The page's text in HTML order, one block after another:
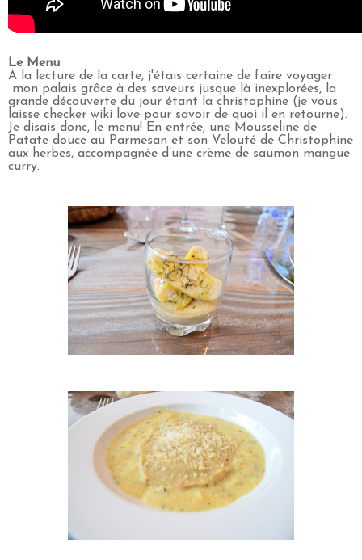
Le Menu
A la lecture de la carte, j'étais certaine de faire voyager
mon palais grâce à des saveurs jusque là inexplorées, la
grande découverte du jour étant la christophine (je vous
laisse checker wiki love pour savoir de quoi il en retourne).
Je disais donc, le menu! En entrée, une Mousseline de
Patate douce au Parmesan et son Velouté de Christophine
aux herbes, accompagnée d’une crème de saumon mangue
curry.